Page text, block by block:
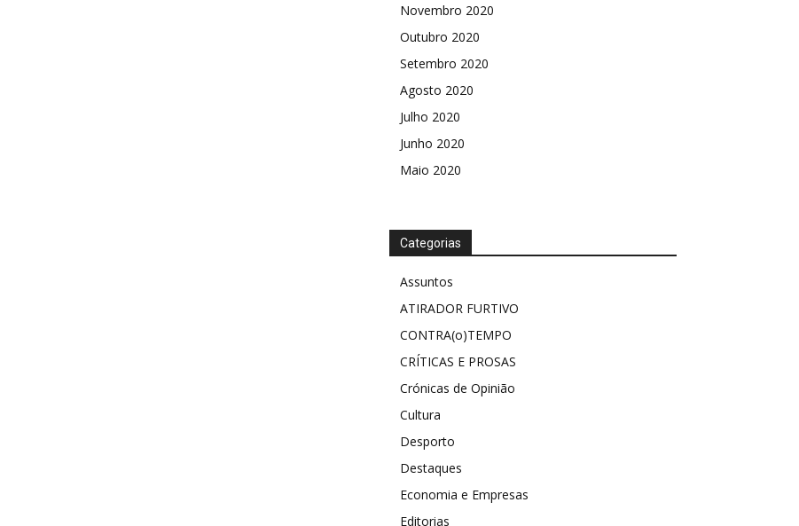
Novembro 2020
Outubro 2020
Setembro 2020
Agosto 2020
Julho 2020
Junho 2020
Maio 2020
Categorias
Assuntos
ATIRADOR FURTIVO
CONTRA(o)TEMPO
CRÍTICAS E PROSAS
Crónicas de Opinião
Cultura
Desporto
Destaques
Economia e Empresas
Editorias